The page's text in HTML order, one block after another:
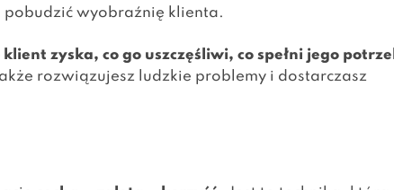
wyobraźnię klienta.
klient zyska, co go uszczęśliwi, co spełni jego
rozwiązujesz ludzkie problemy i dostarczasz